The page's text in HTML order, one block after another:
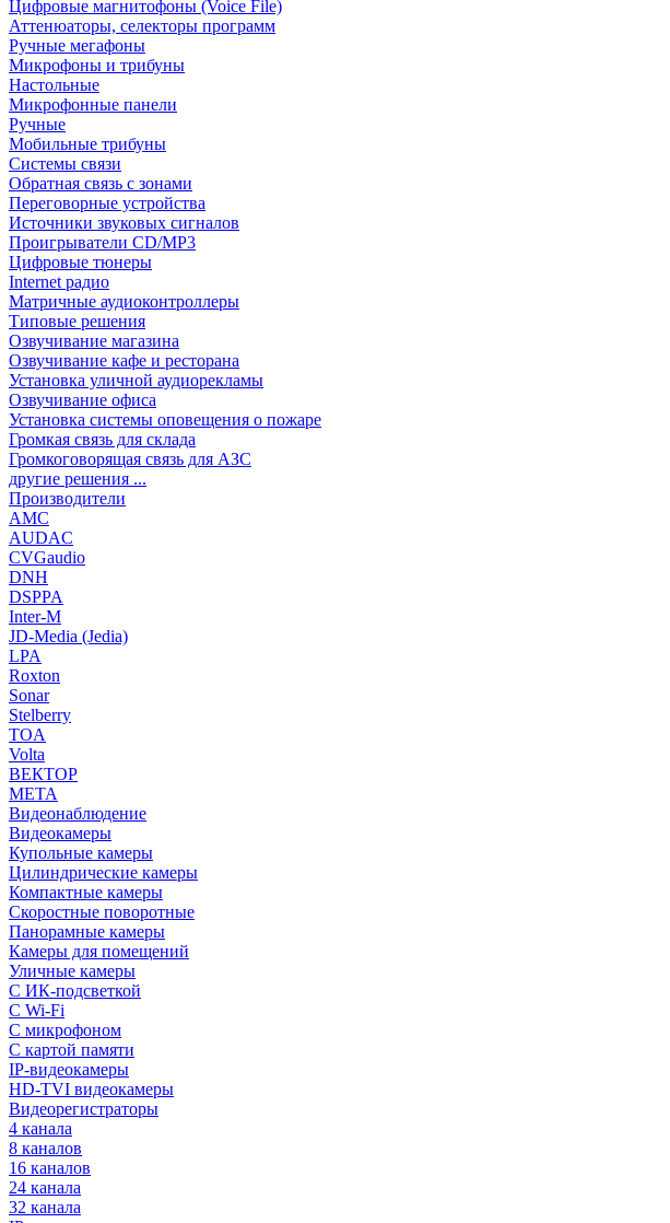
Цифровые магнитофоны (Voice File)
Аттенюаторы, селекторы программ
Ручные мегафоны
Микрофоны и трибуны
Настольные
Микрофонные панели
Ручные
Мобильные трибуны
Системы связи
Обратная связь с зонами
Переговорные устройства
Источники звуковых сигналов
Проигрыватели CD/MP3
Цифровые тюнеры
Internet радио
Матричные аудиоконтроллеры
Типовые решения
Озвучивание магазина
Озвучивание кафе и ресторана
Установка уличной аудиорекламы
Озвучивание офиса
Установка системы оповещения о пожаре
Громкая связь для склада
Громкоговорящая связь для АЗС
другие решения ...
Производители
AMC
AUDAC
CVGaudio
DNH
DSPPA
Inter-M
JD-Media (Jedia)
LPA
Roxton
Sonar
Stelberry
TOA
Volta
ВЕКТОР
МЕТА
Видеонаблюдение
Видеокамеры
Купольные камеры
Цилиндрические камеры
Компактные камеры
Скоростные поворотные
Панорамные камеры
Камеры для помещений
Уличные камеры
С ИК-подсветкой
С Wi-Fi
С микрофоном
С картой памяти
IP-видеокамеры
HD-TVI видеокамеры
Видеорегистраторы
4 канала
8 каналов
16 каналов
24 канала
32 канала